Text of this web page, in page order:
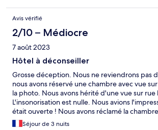
Avis vérifié
2/10 – Médiocre
7 août 2023
Hôtel à déconseiller
Grosse déception. Nous ne reviendrons pas
nous avons réservé une chambre avec vue
la photo. Nous avons hérité d'une vue sur
L'insonorisation est nulle. Nous avions
était ouverte ! Nous avons réclamé la
nous a été répondu " ne pas se fier aux
Séjour de 3 nuits